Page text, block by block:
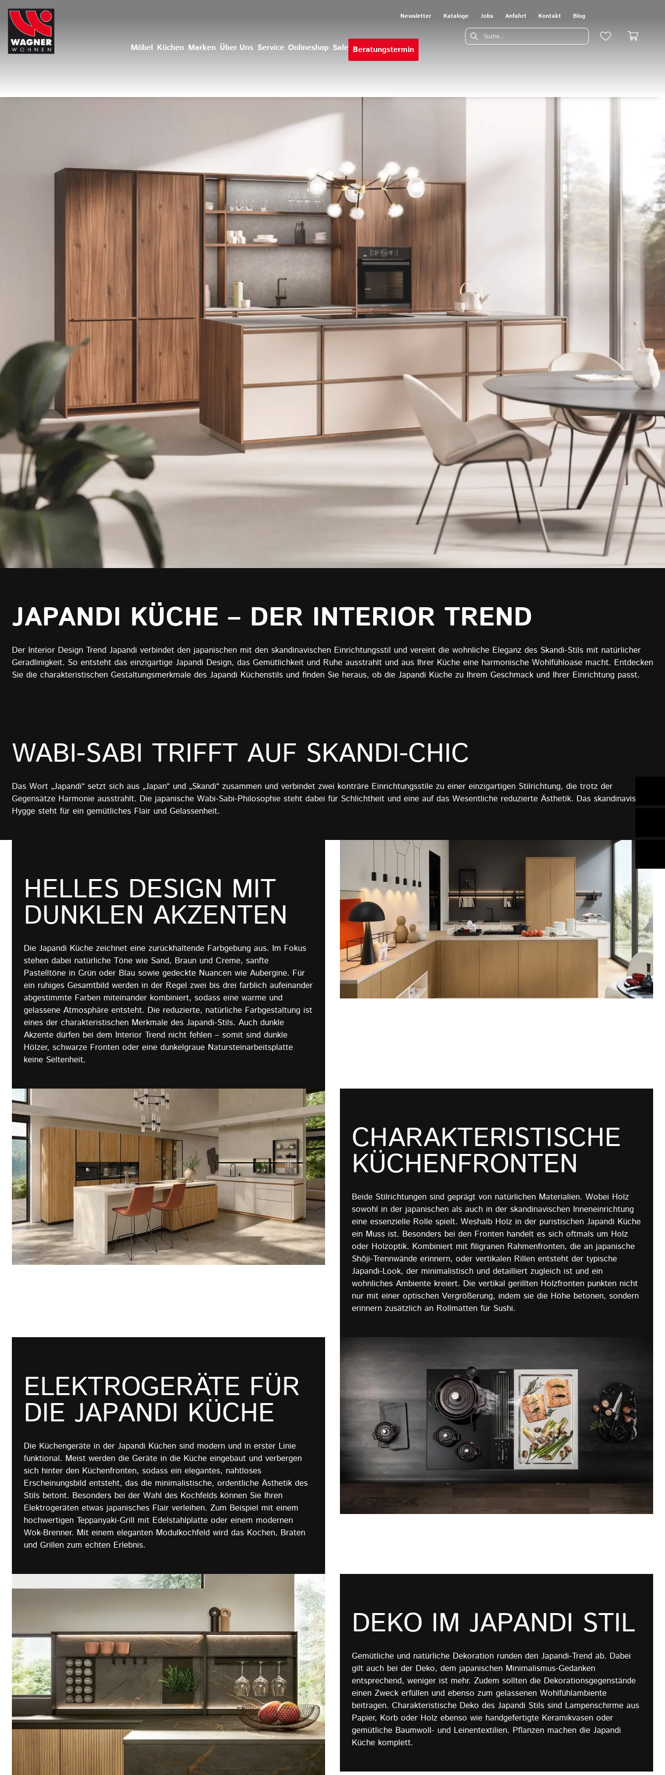
Newsletter Kataloge Jobs Anfahrt Kontakt Blog
Möbel Küchen Marken Über Uns Service Onlineshop Sale Beratungstermin
JAPANDI KÜCHE – DER INTERIOR TREND
Der Interior Design Trend Japandi verbindet den japanischen mit den skandinavischen Einrichtungsstil und vereint die wohnliche Eleganz des Skandi-Stils mit natürlicher
Geradlinigkeit. So entsteht das einzigartige Japandi Design, das Gemütlichkeit und Ruhe ausstrahlt und aus Ihrer Küche eine harmonische Wohlfühloase macht. Entdecken
Sie die charakteristischen Gestaltungsmerkmale des Japandi Küchenstils und finden Sie heraus, ob die Japandi Küche zu Ihrem Geschmack und Ihrer Einrichtung passt.
WABI-SABI TRIFFT AUF SKANDI-CHIC
Das Wort „Japandi“ setzt sich aus „Japan“ und „Skandi“ zusammen und verbindet zwei konträre Einrichtungsstile zu einer einzigartigen Stilrichtung, die trotz der
Gegensätze Harmonie ausstrahlt. Die japanische Wabi-Sabi-Philosophie steht dabei für Schlichtheit und eine auf das Wesentliche reduzierte Ästhetik. Das skandinavische
Hygge steht für ein gemütliches Flair und Gelassenheit.
HELLES DESIGN MIT
DUNKLEN AKZENTEN
Die Japandi Küche zeichnet eine zurückhaltende Farbgebung aus. Im Fokus
stehen dabei natürliche Töne wie Sand, Braun und Creme, sanfte
Pastelltöne in Grün oder Blau sowie gedeckte Nuancen wie Aubergine. Für
ein ruhiges Gesamtbild werden in der Regel zwei bis drei farblich aufeinander
abgestimmte Farben miteinander kombiniert, sodass eine warme und
gelassene Atmosphäre entsteht. Die reduzierte, natürliche Farbgestaltung ist
eines der charakteristischen Merkmale des Japandi-Stils. Auch dunkle
Akzente dürfen bei dem Interior Trend nicht fehlen – somit sind dunkle
Hölzer, schwarze Fronten oder eine dunkelgraue Natursteinarbeitsplatte
keine Seltenheit.
CHARAKTERISTISCHE
KÜCHENFRONTEN
Beide Stilrichtungen sind geprägt von natürlichen Materialien. Wobei Holz
sowohl in der japanischen als auch in der skandinavischen Inneneinrichtung
eine essenzielle Rolle spielt. Weshalb Holz in der puristischen Japandi Küche
ein Muss ist. Besonders bei den Fronten handelt es sich oftmals um Holz
oder Holzoptik. Kombiniert mit filigranen Rahmenfronten, die an japanische
Shōji-Trennwände erinnern, oder vertikalen Rillen entsteht der typische
Japandi-Look, der minimalistisch und detailliert zugleich ist und ein
wohnliches Ambiente kreiert. Die vertikal gerillten Holzfronten punkten nicht
nur mit einer optischen Vergrößerung, indem sie die Höhe betonen, sondern
erinnern zusätzlich an Rollmatten für Sushi.
ELEKTROGERÄTE FÜR
DIE JAPANDI KÜCHE
Die Küchengeräte in der Japandi Küchen sind modern und in erster Linie
funktional. Meist werden die Geräte in die Küche eingebaut und verbergen
sich hinter den Küchenfronten, sodass ein elegantes, nahtloses
Erscheinungsbild entsteht, das die minimalistische, ordentliche Ästhetik des
Stils betont. Besonders bei der Wahl des Kochfelds können Sie Ihren
Elektrogeräten etwas japanisches Flair verleihen. Zum Beispiel mit einem
hochwertigen Teppanyaki-Grill mit Edelstahlplatte oder einem modernen
Wok-Brenner. Mit einem eleganten Modulkochfeld wird das Kochen, Braten
und Grillen zum echten Erlebnis.
DEKO IM JAPANDI STIL
Gemütliche und natürliche Dekoration runden den Japandi-Trend ab. Dabei
gilt auch bei der Deko, dem japanischen Minimalismus-Gedanken
entsprechend, weniger ist mehr. Zudem sollten die Dekorationsgegenstände
einen Zweck erfüllen und ebenso zum gelassenen Wohlfühlambiente
beitragen. Charakteristische Deko des Japandi Stils sind Lampenschirme aus
Papier, Korb oder Holz ebenso wie handgefertigte Keramikvasen oder
gemütliche Baumwoll- und Leinentextilien. Pflanzen machen die Japandi
Küche komplett.